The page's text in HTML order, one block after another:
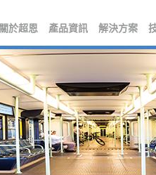
關於超恩 產品資訊 解決方案